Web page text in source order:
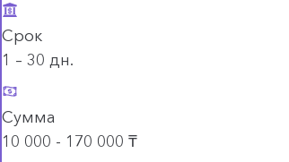
Срок
1 – 30 дн.
Сумма
10 000 - 170 000 ₸